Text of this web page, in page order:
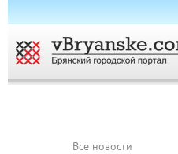
Все новости